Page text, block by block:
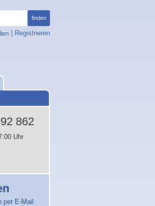
finden
, öffnet Anmeldefenster
| Registrieren
862
Uhr
per E-Mail